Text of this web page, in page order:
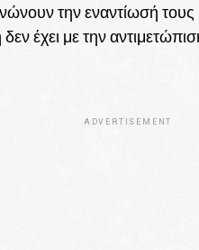
την εναντίωσή
έχει με την
ADVERTISEMENT